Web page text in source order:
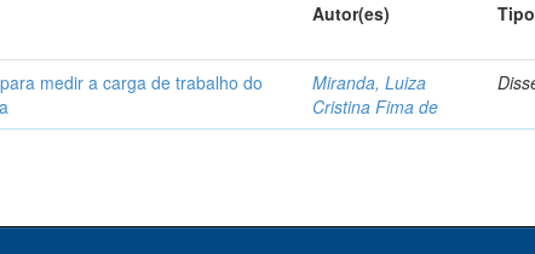
Autor(es) Tipo
medir a carga de trabalho do
Miranda, Luiza
Cristina Fima de